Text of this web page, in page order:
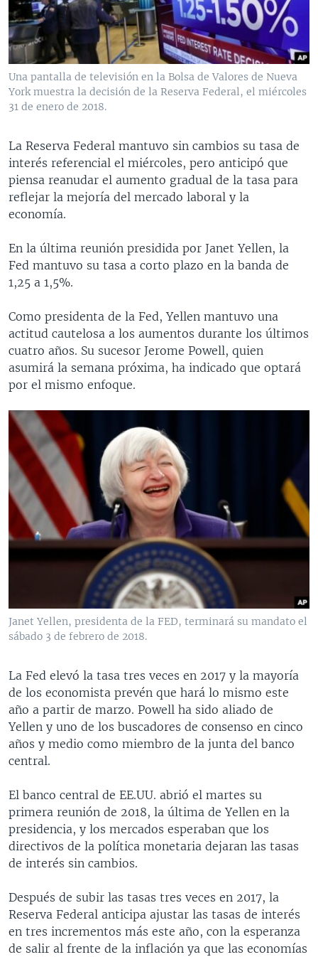
VENEZUELA
BRASIL
NICARAGUA
ECONOMÍA
ENTRETENIMIENTO Y CULTURA
TECNOLOGÍA
DEPORTES
MULTIMEDIA
VIDEOS
FOTOGRAFÍA
AUDIOS
PROGRAMAS TV
EL MUNDO AL DÍA
FORO INTERAMERICANO
LAS CLAVES
PANORAMA
RADIO
AVANCE INFORMATIVO
BUENOS DÍAS AMÉRICA
ESTADOS UNIDOS AL DÍA
EL MUNDO AL DÍA [RADIO]
FORO [RADIO]
DEPORTIVO INTERNACIONAL
NOTA ECONÓMICA
DIRECT
DOCUMENTALES DE LA VOA
Learning English
SÍGANOS
Idiomas
Una pantalla de televisión en la Bolsa de Valores de Nueva
York muestra la decisión de la Reserva Federal, el miércoles
31 de enero de 2018.
La Reserva Federal mantuvo sin cambios su tasa de
interés referencial el miércoles, pero anticipó que
piensa reanudar el aumento gradual de la tasa para
reflejar la mejoría del mercado laboral y la
economía.
En la última reunión presidida por Janet Yellen, la
Fed mantuvo su tasa a corto plazo en la banda de
1,25 a 1,5%.
Como presidenta de la Fed, Yellen mantuvo una
actitud cautelosa a los aumentos durante los últimos
cuatro años. Su sucesor Jerome Powell, quien
asumirá la semana próxima, ha indicado que optará
por el mismo enfoque.
Janet Yellen, presidenta de la FED, terminará su mandato el
sábado 3 de febrero de 2018.
La Fed elevó la tasa tres veces en 2017 y la mayoría
de los economista prevén que hará lo mismo este
año a partir de marzo. Powell ha sido aliado de
Yellen y uno de los buscadores de consenso en cinco
años y medio como miembro de la junta del banco
central.
El banco central de EE.UU. abrió el martes su
primera reunión de 2018, la última de Yellen en la
presidencia, y los mercados esperaban que los
directivos de la política monetaria dejaran las tasas
de interés sin cambios.
Después de subir las tasas tres veces en 2017, la
Reserva Federal anticipa ajustar las tasas de interés
en tres incrementos más este año, con la esperanza
de salir al frente de la inflación ya que las economías